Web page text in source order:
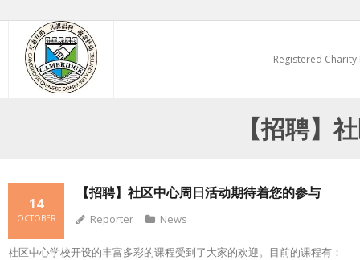
content
Registered
【招聘】
【招聘】社区中心周日活动期待着您的参与
14
OCTOBER Reporter News
社区中心学校开设的丰富多彩的课程受到了大家的欢迎。目前的课程有：